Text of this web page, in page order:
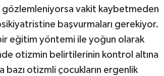
gözlemleniyorsa vakit kaybetmeden
başvurmaları gerekiyor.
eğitim yöntemi ile yoğun olarak
otizmin belirtilerinin kontrol altına
otizmli çocukların ergenlik